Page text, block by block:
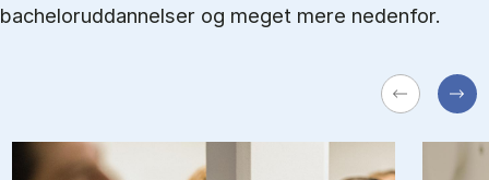
bacheloruddannelser og meget mere nedenfor.